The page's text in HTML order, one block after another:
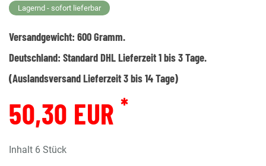
Lagernd - sofort lieferbar
Versandgewicht: 600Gramm.
Deutschland: Standard DHL Lieferzeit 1 bis 3 Tage.
(Auslandsversand Lieferzeit 3 bis 14 Tage)
50,30 EUR *
Inhalt 6 Stück